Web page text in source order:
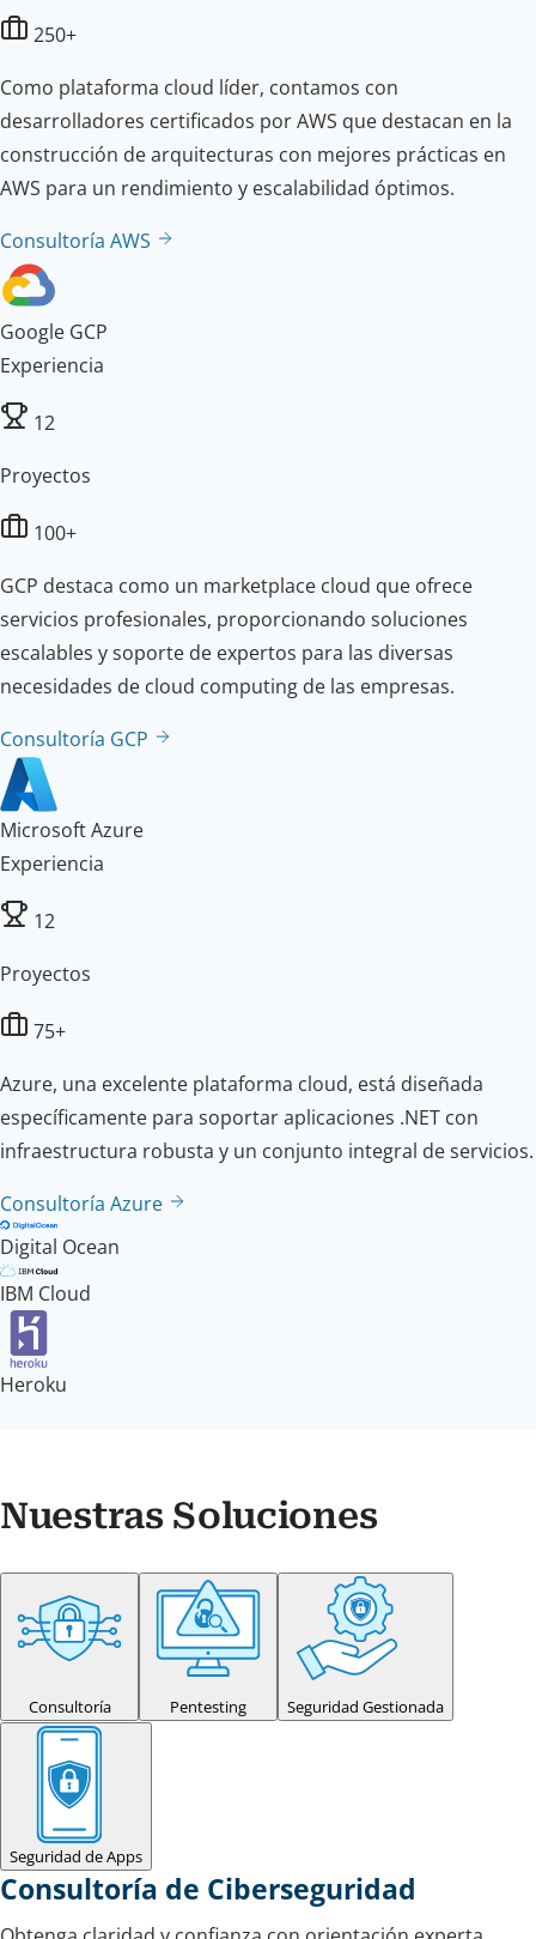
250+
Como plataforma cloud líder, contamos con
desarrolladores certificados por AWS que destacan en la
construcción de arquitecturas con mejores prácticas en
AWS para un rendimiento y escalabilidad óptimos.
Consultoría AWS
Google GCP
Experiencia
12
Proyectos
100+
GCP destaca como un marketplace cloud que ofrece
servicios profesionales, proporcionando soluciones
escalables y soporte de expertos para las diversas
necesidades de cloud computing de las empresas.
Consultoría GCP
Microsoft Azure
Experiencia
12
Proyectos
75+
Azure, una excelente plataforma cloud, está diseñada
específicamente para soportar aplicaciones .NET con
infraestructura robusta y un conjunto integral de servicios.
Consultoría Azure
Digital Ocean
IBM Cloud
Heroku
Nuestras Soluciones
Consultoría Pentesting Seguridad Gestionada
Seguridad de Apps
Consultoría de Ciberseguridad